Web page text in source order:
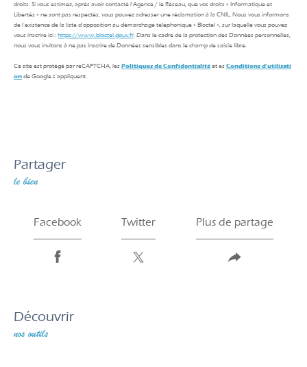
droits. Si vous estimez, après avoir contacté l'Agence / le Réseau, que vos droits « Informatique et
Libertés » ne sont pas respectés, vous pouvez adresser une réclamation à la CNIL. Nous vous informons
de l’existence de la liste d'opposition au démarchage téléphonique « Bloctel », sur laquelle vous pouvez
vous inscrire ici : https://www.bloctel.gouv.fr. Dans le cadre de la protection des Données personnelles,
nous vous invitons à ne pas inscrire de Données sensibles dans le champ de saisie libre.
Ce site est protégé par reCAPTCHA, les Politiques de Confidentialité et es Conditions d'utilisati
on de Google s'appliquent.
partager
le bien
Facebook Twitter Plus de partage
découvrir
nos outils